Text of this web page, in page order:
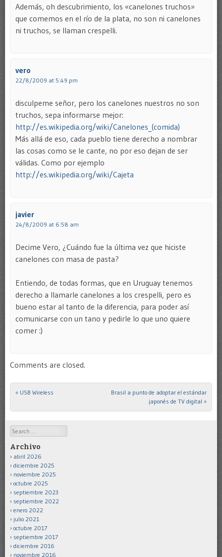
Además, oh descubrimiento, los «canelones truchos»
que comemos en el río de la plata, no son ni canelones
ni truchos, se llaman crespelli.
vero
22/8/2009 at 5:49 pm
disculpeme señor, pero los canelones nuestros no son
truchos, sepa informarse mejor:
http://es.wikipedia.org/wiki/Canelones_(comida)
Más allá de eso, cada pueblo tiene derecho a nombrar
las cosas como se le cante, no por eso dejan de ser
válidas. Como por ejemplo
http://es.wikipedia.org/wiki/Cajeta
javier
24/8/2009 at 6:58 am
Decime Vero, ¿Cuándo fue la última vez que hiciste
canelones con masa de pasta?
Entiendo, de todas formas, que en Uruguay tenemos
derecho a llamarle canelones a los crespelli, pero es
bueno estar al tanto de la diferencia, para poder así
comunicarse con un tano y pedirle lo que uno quiere
comer :)
Comments are closed.
Post navigation
« USB Wireless
Brasil a punto de adoptar el estándar
japonés de TV digital »
Search
Archivo
abril 2026
diciembre 2025
noviembre 2025
octubre 2025
septiembre 2023
septiembre 2022
enero 2022
julio 2021
octubre 2017
septiembre 2017
diciembre 2016
noviembre 2016